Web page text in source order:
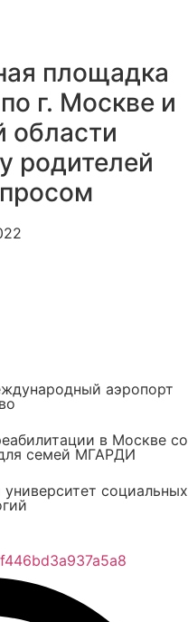
площадка
г. Москве и
области
родителей
аэропорт
в Москве со
семей МГАРДИ
социальных